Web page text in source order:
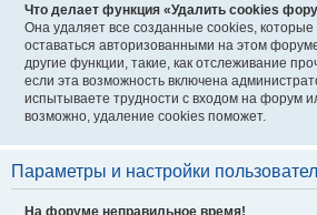
Что делает функция «Удалить cookies
Она удаляет все созданные cookies,
оставаться авторизованными на этом
другие функции, такие, как отслеживание
если эта возможность включена
испытываете трудности с входом на форум
возможно, удаление cookies поможет.
Параметры и настройки
На форуме неправильное время!